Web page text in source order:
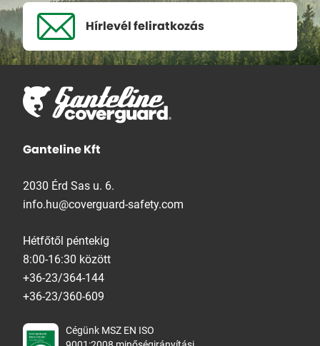
Hírlevél feliratkozás
Ganteline Kft
2030 Érd Sas u. 6.
info.hu@coverguard-safety.com
Hétfőtől péntekig
8:00-16:30 között
+36-23/364-144
+36-23/360-609
Cégünk MSZ EN ISO